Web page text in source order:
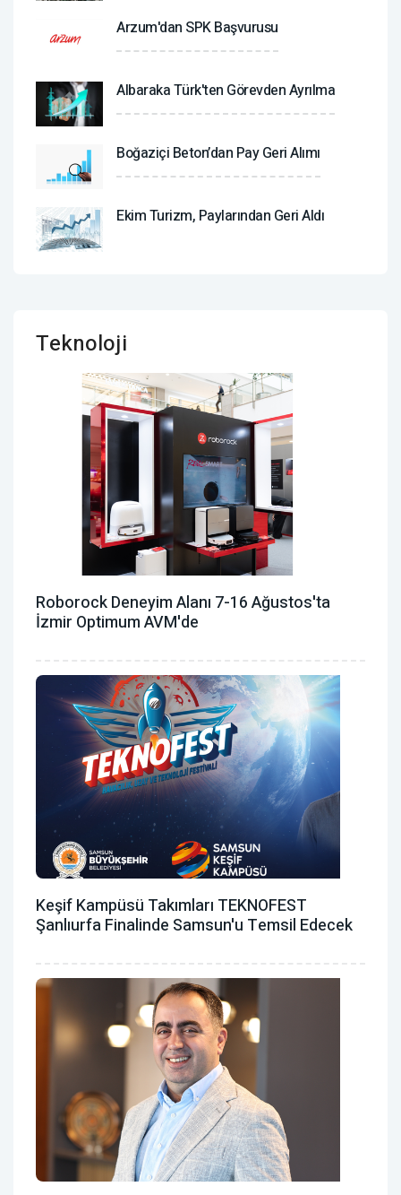
Arzum'dan SPK Başvurusu
Albaraka Türk'ten Görevden Ayrılma
Boğaziçi Beton’dan Pay Geri Alımı
Ekim Turizm, Paylarından Geri Aldı
Teknoloji
Roborock Deneyim Alanı 7-16 Ağustos'ta
İzmir Optimum AVM'de
Keşif Kampüsü Takımları TEKNOFEST
Şanlıurfa Finalinde Samsun'u Temsil Edecek